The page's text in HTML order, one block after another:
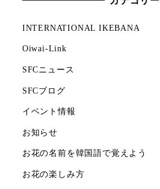
INTERNATIONAL IKEBANA
Oiwai-Link
SFCニュース
SFCブログ
イベント情報
お知らせ
お花の名前を韓国語で覚えよう
お花の楽しみ方